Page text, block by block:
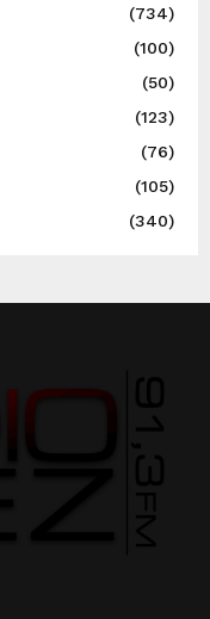
(734)
(100)
(50)
(123)
(76)
(105)
(340)